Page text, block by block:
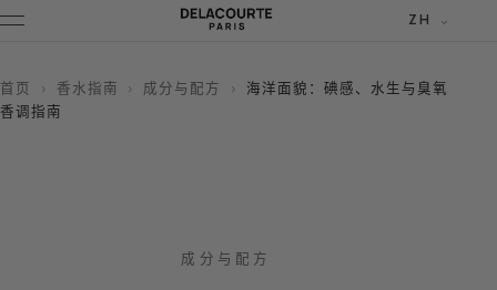
ZH
首页 › 香水指南 › 成分与配方 ›
海洋面貌：碘感、水生与臭氧
香调指南
成分与配方